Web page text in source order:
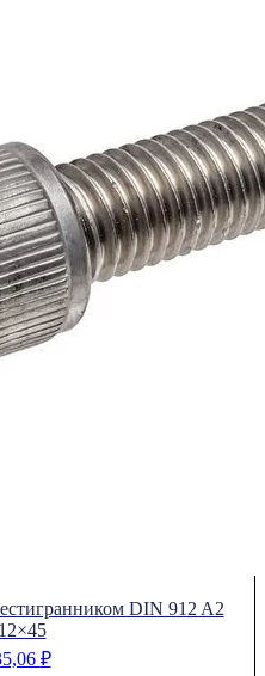
DIN 912 A2
12×45
₽